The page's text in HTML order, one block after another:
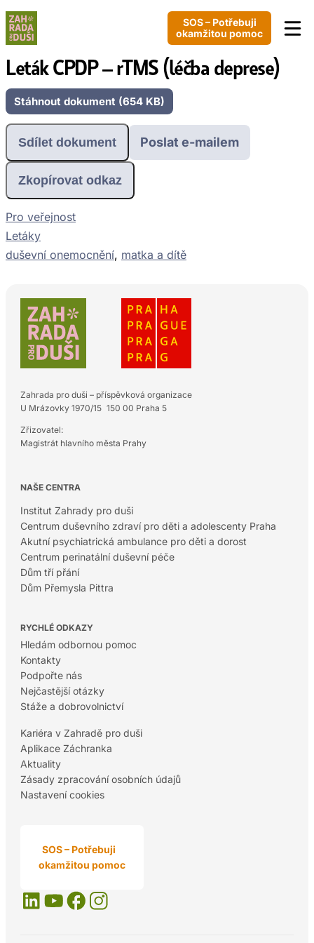
SOS – Potřebuji
okamžitou pomoc
Leták CPDP – rTMS (léčba deprese)
Stáhnout dokument (654 KB)
Sdílet dokument Poslat e-mailem
Zkopírovat odkaz
Pro veřejnost
Letáky
duševní onemocnění, matka a dítě
Zahrada pro duši – příspěvková organizace
U Mrázovky 1970/15 150 00 Praha 5
Zřizovatel:
Magistrát hlavního města Prahy
NAŠE CENTRA
Institut Zahrady pro duši
Centrum duševního zdraví pro děti a adolescenty Praha
Akutní psychiatrická ambulance pro děti a dorost
Centrum perinatální duševní péče
Dům tří přání
Dům Přemysla Pittra
RYCHLÉ ODKAZY
Hledám odbornou pomoc
Kontakty
Podpořte nás
Nejčastější otázky
Stáže a dobrovolnictví
Kariéra v Zahradě pro duši
Aplikace Záchranka
Aktuality
Zásady zpracování osobních údajů
Nastavení cookies
SOS – Potřebuji
okamžitou pomoc